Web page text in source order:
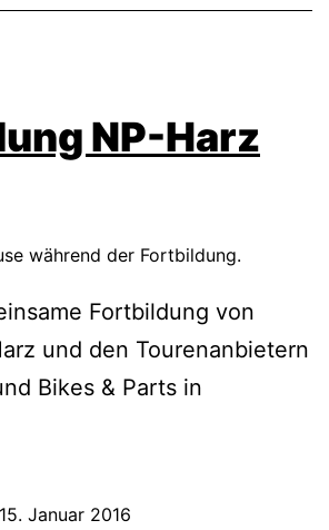
NP-Harz
während der Fortbildung.
Fortbildung von
und den Tourenanbietern
Bikes & Parts in
15. Januar 2016